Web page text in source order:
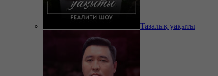
Тазалық уақыты